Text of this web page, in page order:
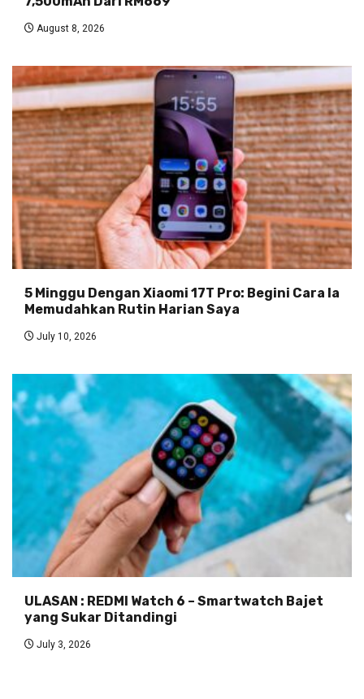
August 8, 2026
5 Minggu Dengan Xiaomi 17T Pro: Begini Cara Ia
Memudahkan Rutin Harian Saya
July 10, 2026
ULASAN : REDMI Watch 6 – Smartwatch Bajet
yang Sukar Ditandingi
July 3, 2026